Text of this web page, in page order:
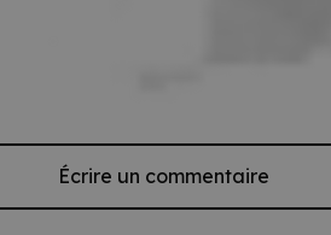
Écrire un commentaire